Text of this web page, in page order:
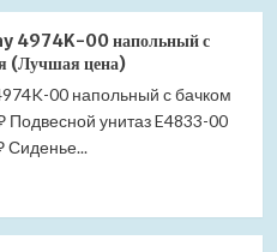
4974K-00 напольный с
(Лучшая цена)
00 напольный с бачком
Подвесной унитаз E4833-00
Сиденье...